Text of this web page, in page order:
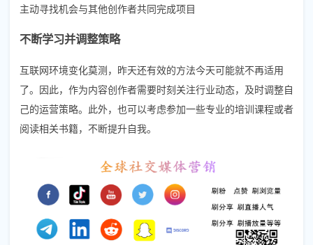
主动寻找机会与其他创作者共同完成项目
不断学习并调整策略
互联网环境变化莫测，昨天还有效的方法今天可能就不再适用
了。因此，作为内容创作者需要时刻关注行业动态，及时调整自
己的运营策略。此外，也可以考虑参加一些专业的培训课程或者
阅读相关书籍，不断提升自我。